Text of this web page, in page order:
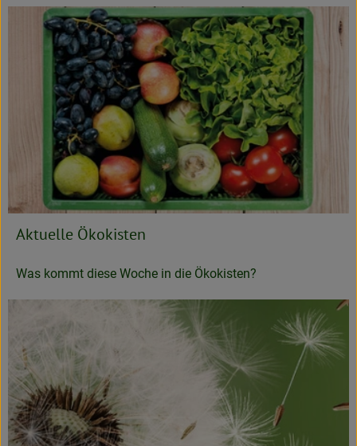
Aktuelle Ökokisten
Was kommt diese Woche in die Ökokisten?